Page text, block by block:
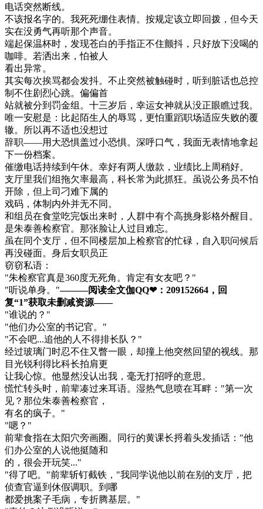
电话突然断线。
不该报名字的。我死死绷住表情。按规定该立即回拨，但今天
实在没勇气再听那个声音。
端起保温杯时，发现苍白的手指正不住颤抖，只好放下没喝的
咖啡。若洒出来，怕被人
看出异常。
其实每次挨骂都会发抖。不止突然被触碰时，听到脏话也总控
制不住剧烈心跳。偏偏首
站就被分到罚金组。十三岁后，幸运女神就从没正眼瞧过我。
唯一安慰是：比起陌生人的辱骂，更怕重蹈职场适应失败的覆
辙。所以再不适也没想过
辞职——用大恐惧盖过小恐惧。深呼口气，我面无表情地拿起
下一份档案。
催缴电话持续到午休。幸好有两人缴款，业绩比上周稍好。
支厅里我们组拖欠率最高，科长常为此抓狂。虽说公务员不怕
开除，但上司刁难下属的
戏码，体制内外并无不同。
和组员在食堂吃完饭出来时，人群中有个高挑身影格外醒目。
是朱泰善检察官。那张脸让人过目难忘。
虽在同个支厅，但不同楼层加上检察官的忙碌，自入职问候后
再没碰面。身后女职员正
窃窃私语：
"朱检察官真是360度无死角。肯定有女友吧？"
"听说单身。"———阅读全文伽QQ❤：209152664，回
复“1”获取未删减资源—​​​​—
"谁说的？"
"他们办公室的书记官。"
"不会吧...追他的人不得排长队？"
经过玻璃门时忍不住又瞥一眼，却撞上他突然回望的视线。那
目光锐利得比科长拍肩更
让我心惊。他显然没认出我，毫无打招呼的意思。
慌忙转头时，前辈凑过来耳语。湿热气息喷在耳畔："第一次
见？那位朱泰善检察官，
有名的疯子。"
"嗯？"
前辈食指在太阳穴旁画圈。同行的黄课长捋着头发插话："他
们办公室的人说他挺随和
的，很会开玩笑..."
"得了吧。"前辈斩钉截铁，"我同学说他以前在别的支厅，把
侦查官逼到休假调职。到哪
都爱挑案子毛病，专折腾基层。"